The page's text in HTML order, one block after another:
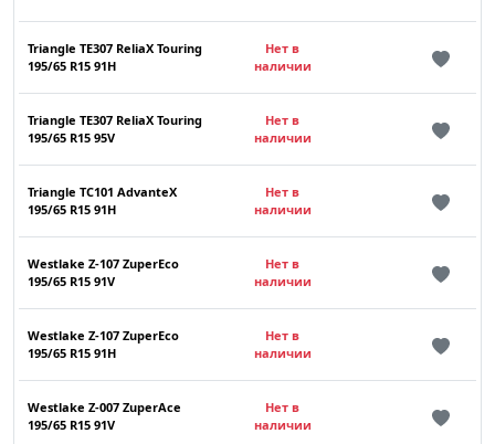
Triangle TE307 ReliaX Touring
195/65 R15 91H
Нет в
наличии
Triangle TE307 ReliaX Touring
195/65 R15 95V
Нет в
наличии
Triangle TC101 AdvanteX
195/65 R15 91H
Нет в
наличии
Westlake Z-107 ZuperEco
195/65 R15 91V
Нет в
наличии
Westlake Z-107 ZuperEco
195/65 R15 91H
Нет в
наличии
Westlake Z-007 ZuperAce
195/65 R15 91V
Нет в
наличии